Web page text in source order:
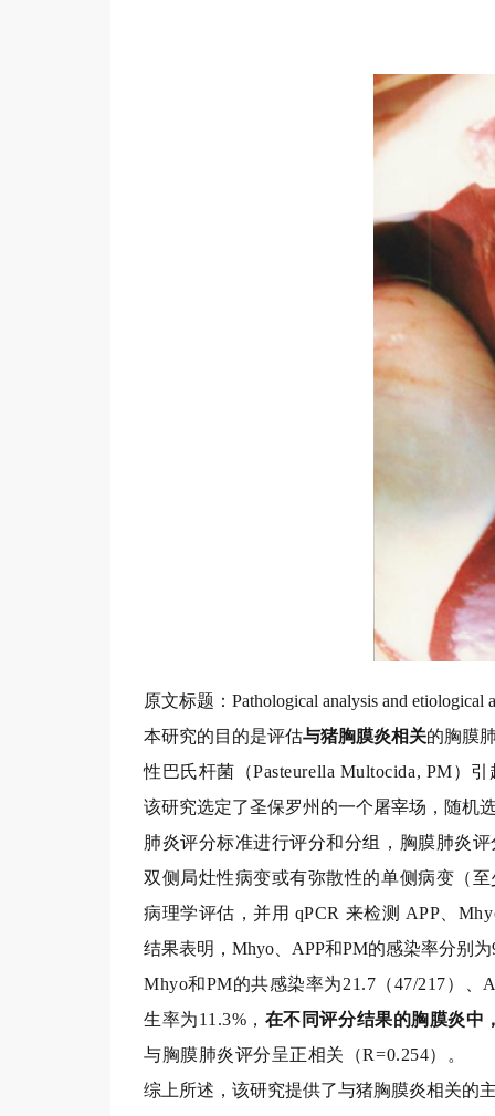
原文标题：Pathological analysis and etiological
本研究的目的是评估与猪胸膜炎相关的胸膜
性巴氏杆菌（Pasteurella Multocida, PM）引
该研究选定了圣保罗州的一个屠宰场，随机
肺炎评分标准进行评分和分组，胸膜肺炎
双侧局灶性病变或有弥散性的单侧病变（
病理学评估，并用 qPCR 来检测 APP、
结果表明，Mhyo、APP和PM的感染率分别为
Mhyo和PM的共感染率为21.7（47/217）、
生率为11.3%， 在不同评分结果的胸膜炎中
与胸膜肺炎评分呈正相关（R=0.254）。
综上所述，该研究提供了与猪胸膜炎相关的